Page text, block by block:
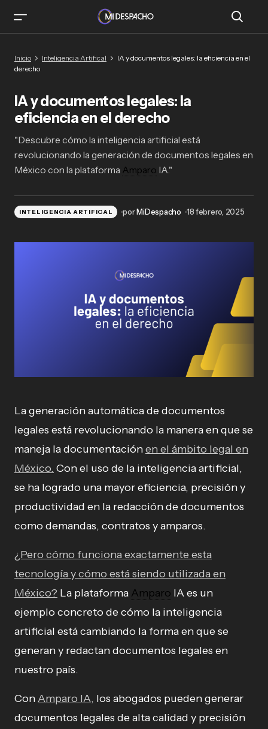
derecho
Inicio Inteligencia Artifical
IA y documentos legales: la eficiencia en el
derecho
IA y documentos legales: la
eficiencia en el derecho
"Descubre cómo la inteligencia artificial está
revolucionando la generación de documentos legales en
México con la plataforma Amparo IA."
INTELIGENCIA ARTIFICAL porMiDespacho 18 febrero, 2025
La generación automática de documentos
legales está revolucionando la manera en que se
maneja la documentaciónen el ámbito legal en
México. Con el uso de la inteligencia artificial,
se ha logrado una mayor eficiencia, precisión y
productividad en la redacción de documentos
como demandas, contratos y amparos.
¿Pero cómo funciona exactamente esta
tecnología y cómo está siendo utilizada en
México? La plataforma Amparo IA es un
ejemplo concreto de cómo la inteligencia
artificial está cambiando la forma en que se
generan y redactan documentos legales en
nuestro país.
ConAmparo IA, los abogados pueden generar
documentos legales de alta calidad y precisión